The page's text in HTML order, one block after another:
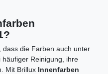
dass die Farben auch unter
Reinigung, ihre
Mit Brillux Innenfarben